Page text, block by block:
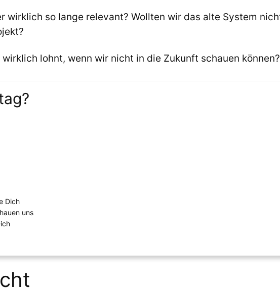
wirklich so lange relevant? Wollten wir das alte System
lohnt, wenn wir nicht in die Zukunft schauen können?
Dich
uns